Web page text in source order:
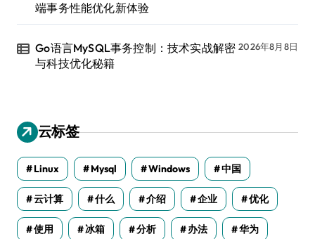
端事务性能优化新体验
Go语言MySQL事务控制：技术实战解密
与科技优化秘籍
2026年8月8日
云标签
Linux Mysql Windows 中国
云计算 什么 介绍 企业 优化
使用 冰箱 分析 办法 华为